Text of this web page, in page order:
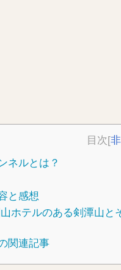
目次 [
ネルとは？
と感想
ホテルのある剣潭山と
関連記事